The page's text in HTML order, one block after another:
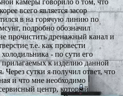
всего является засор
в на горячую линию по
подробно обозначил
прочистить дренажный канал и
т.е. как провести
- по сути его
прилагаемых к изделию данной
сутки я получил ответ, что
и что мне необходимо
центр, который